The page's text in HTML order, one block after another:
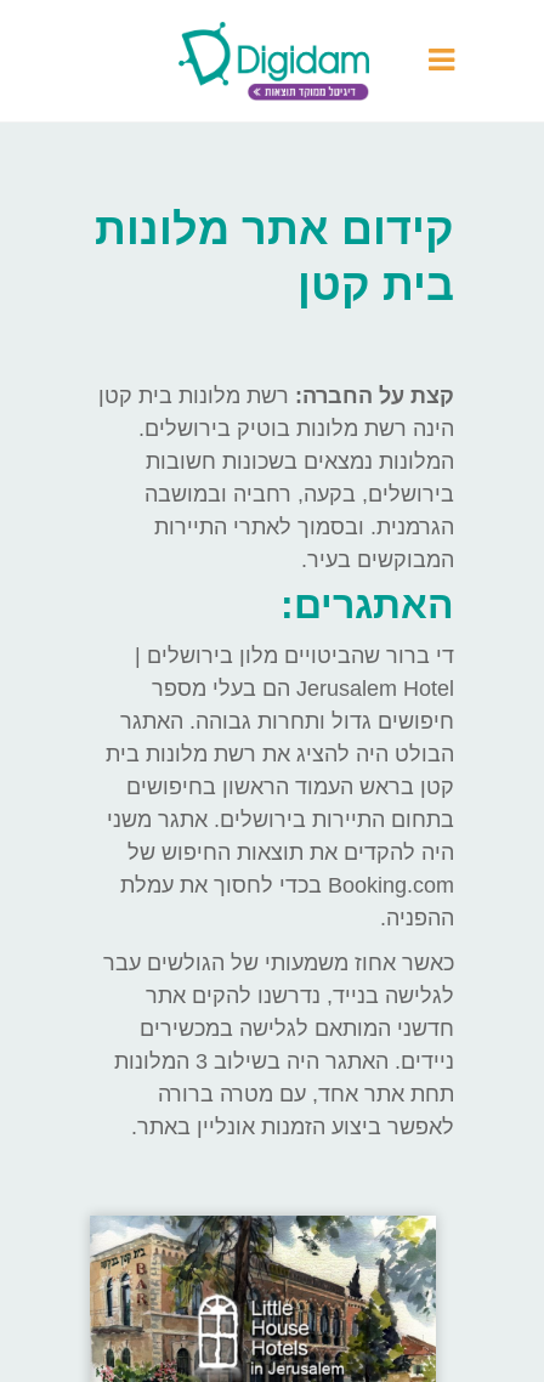
קידום אתר מלונות
בית קטן
קצת על החברה: רשת מלונות בית קטן
הינה רשת מלונות בוטיק בירושלים.
המלונות נמצאים בשכונות חשובות
בירושלים, בקעה, רחביה ובמושבה
הגרמנית. ובסמוך לאתרי התיירות
המבוקשים בעיר.
האתגרים:
די ברור שהביטויים מלון בירושלים |
Jerusalem Hotel הם בעלי מספר
חיפושים גדול ותחרות גבוהה. האתגר
הבולט היה להציג את רשת מלונות בית
קטן בראש העמוד הראשון בחיפושים
בתחום התיירות בירושלים. אתגר משני
היה להקדים את תוצאות החיפוש של
Booking.com בכדי לחסוך את עמלת
ההפניה.
כאשר אחוז משמעותי של הגולשים עבר
לגלישה בנייד, נדרשנו להקים אתר
חדשני המותאם לגלישה במכשירים
ניידים. האתגר היה בשילוב 3 המלונות
תחת אתר אחד, עם מטרה ברורה
לאפשר ביצוע הזמנות אונליין באתר.